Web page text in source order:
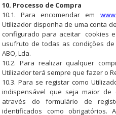
10. Processo de Compra
10.1. Para encomendar em
Utilizador disponha de uma conta
configurado para aceitar cookies
usufruto de todas as condições
ABO, Lda.
10.2. Para realizar qualquer
Utilizador terá sempre que fazer o
10.3. Para se registar como
indispensável que seja maior
através do formulário de
identificados como